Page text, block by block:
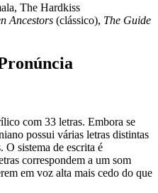
The Hardkiss
Ancestors (clássico), The Guide
com 33 letras. Embora se
possui várias letras distintas
O sistema de escrita é
correspondem a um som
em voz alta mais cedo do que